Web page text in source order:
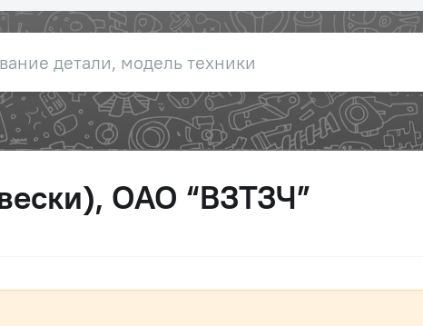
ОАО “ВЗТЗЧ”